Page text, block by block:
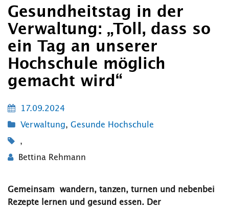
Gesundheitstag in der
Verwaltung: „Toll, dass so
ein Tag an unserer
Hochschule möglich
gemacht wird“
17.09.2024
Verwaltung, Gesunde Hochschule
,
Bettina Rehmann
Gemeinsam wandern, tanzen, turnen und nebenbei
Rezepte lernen und gesund essen. Der